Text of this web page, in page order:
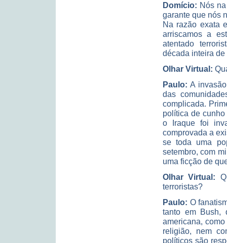
Domício: Nós
garante que nós
Na razão exata
arriscamos a
atentado
década inteira
Olhar Virtual:
Paulo: A
das
complicada.
política de
o Iraque foi
comprovada a
se toda uma
setembro, com
uma ficção de
Olhar Virtual:
terroristas?
Paulo: O
tanto em Bush,
americana,
religião, nem
políticos são